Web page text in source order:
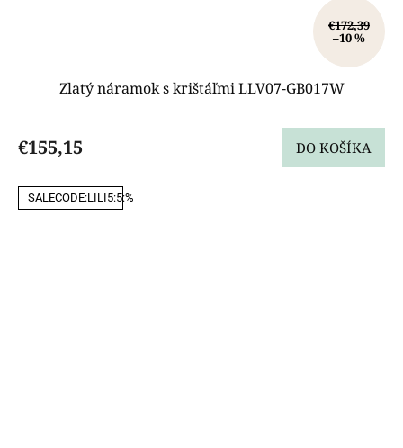
€172,39
–10 %
Zlatý náramok s krištáľmi LLV07-GB017W
€155,15 DO KOŠÍKA
SALECODE:LILI5:5:%